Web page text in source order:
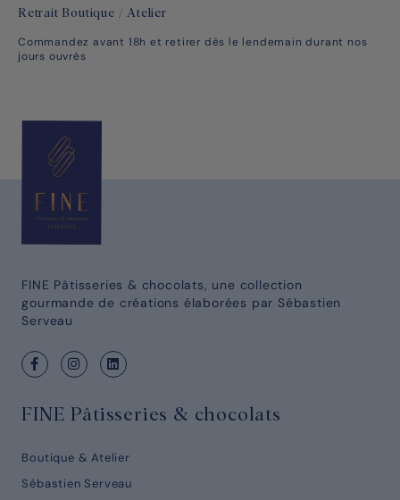
Retrait Boutique / Atelier
Commandez avant 18h et retirer dès le lendemain durant nos
jours ouvrés
FINE Pâtisseries & chocolats, une collection
gourmande de créations élaborées par Sébastien
Serveau
FINE Pâtisseries & chocolats
Boutique & Atelier
Sébastien Serveau